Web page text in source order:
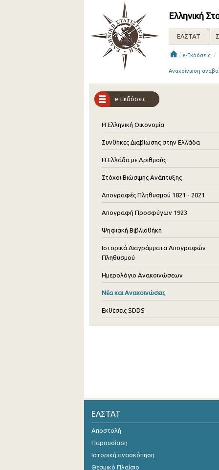
Ελληνική
ΕΛΣΤΑΤ
/ e-Εκδόσεις /
Ανακοίνωση
e-Εκδόσεις
Η Ελληνική Οικονομία
Συνθήκες Διαβίωσης στην Ελλάδα
Η Ελλάδα με Αριθμούς
Στόχοι Βιώσιμης Ανάπτυξης
Απογραφές Πληθυσμού 1821 - 2021
Απογραφή Προσφύγων 1923
Ψηφιακή Βιβλιοθήκη
Ιστορικά Διαγράμματα Απογραφών
Πληθυσμού
Ημερολόγιο Ανακοινώσεων
Νέα και Ανακοινώσεις
Εκθέσεις SDDS
ΕΛΣΤΑΤ
Αποστολή
Παρουσίαση
Ιστορική ανασκόπηση
Θεσμικό Πλαίσιο